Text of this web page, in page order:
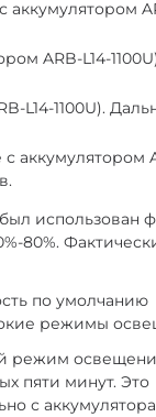
аккумулятором
ARB-L14-
L14-1100U).
аккумулятором
был использован
80%.
по умолчанию
режимы
режим
пяти минут. Это
с